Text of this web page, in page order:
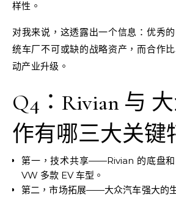
样性。
对我来说，这透露出一个信息：优秀
统车厂不可或缺的战略资产，而合作
动产业升级。
Q4：Rivian 与
作有哪三大关键
第一，技术共享——Rivian 的底盘
VW 多款 EV 车型。
第二，市场拓展——大众汽车强大的